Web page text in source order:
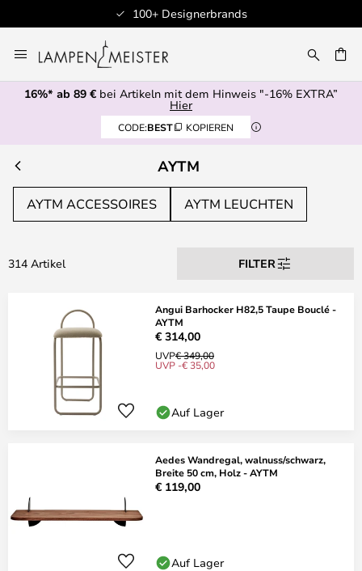
100+ Designerbrands
Inhalt
springen
16%* ab 89 € bei Artikeln mit dem Hinweis "-16% EXTRA”
Hier
CODE:BEST KOPIEREN
AYTM
AYTM ACCESSOIRES AYTM LEUCHTEN
314 Artikel FILTER
Angui Barhocker H82,5 Taupe Bouclé -
AYTM
€ 314,00
UVP€ 349,00
UVP -€ 35,00
Auf Lager
Aedes Wandregal, walnuss/schwarz,
Breite 50 cm, Holz - AYTM
€ 119,00
Auf Lager